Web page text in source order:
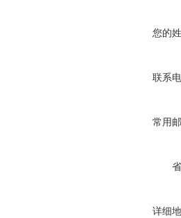
您的
联系
常用
详细